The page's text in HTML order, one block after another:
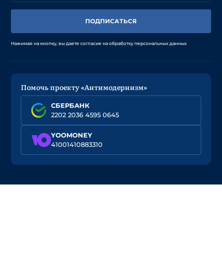
ПОДПИСАТЬСЯ
Нажимая на кнопку, вы даете согласие на обработку персональных данных
Помочь проекту «Антимодернизм»
СБЕРБАНК
2202 2036 4595 0645
YOOMONEY
41001410883310